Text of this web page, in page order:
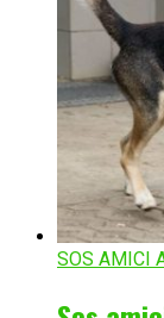
SOS AMICI